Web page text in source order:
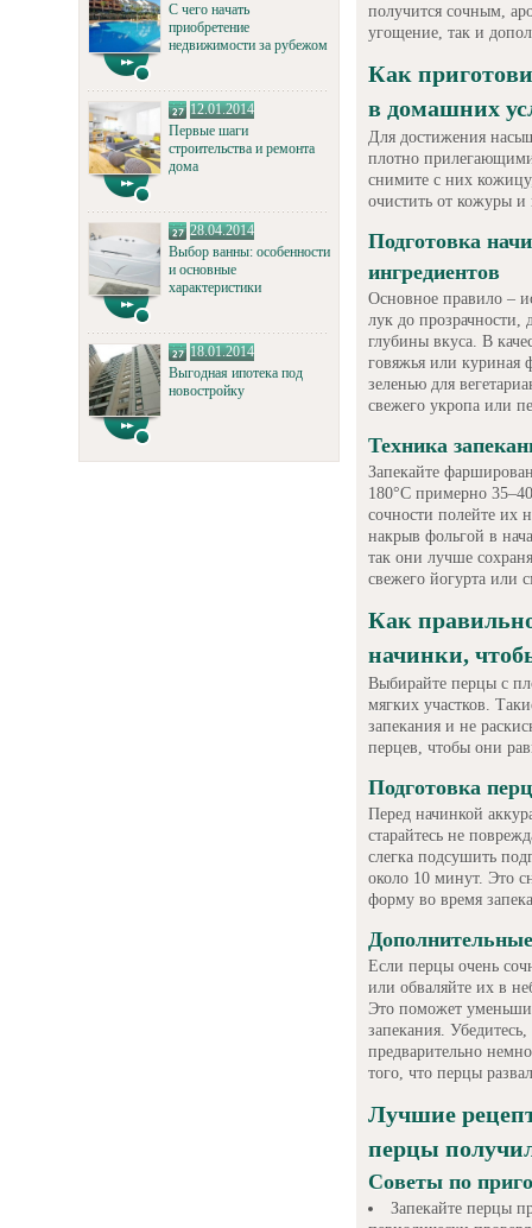
С чего начать
приобретение
недвижимости за рубежом
12.01.2014
Первые шаги
строительства и ремонта
дома
28.04.2014
Выбор ванны: особенности
и основные
характеристики
18.01.2014
Выгодная ипотека под
новостройку
получится сочным,
угощение, так и
Как
в домашних
Для достижения
плотно
снимите с них
очистить от кожуры и
Подготовка
ингредиентов
Основное правило –
лук до прозрачности,
глубины вкуса. В
говяжья или
зеленью для
свежего укропа или
Техника
Запекайте
180°C примерно
сочности полейте их
накрыв фольгой в
так они лучше
свежего йогурта или
Как
начинки,
Выбирайте перцы с
мягких участков.
запекания и не
перцев, чтобы они
Подготовка
Перед начинкой
старайтесь не
слегка подсушить
около 10 минут. Это
форму во время
Если перцы очень
или обваляйте их в
Это поможет
запекания.
предварительно
того, что перцы
Лучшие
перцы
Советы по
Запекайте перцы